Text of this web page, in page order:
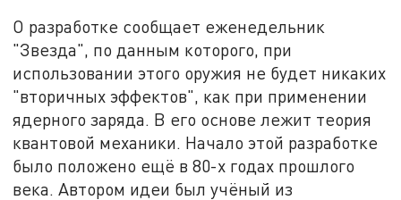
О разработке сообщает еженедельник
"Звезда", по данным которого, при
использовании этого оружия не будет никаких
"вторичных эффектов", как при применении
ядерного заряда. В его основе лежит теория
квантовой механики. Начало этой разработке
было положено ещё в 80-х годах прошлого
века. Автором идеи был учёный из